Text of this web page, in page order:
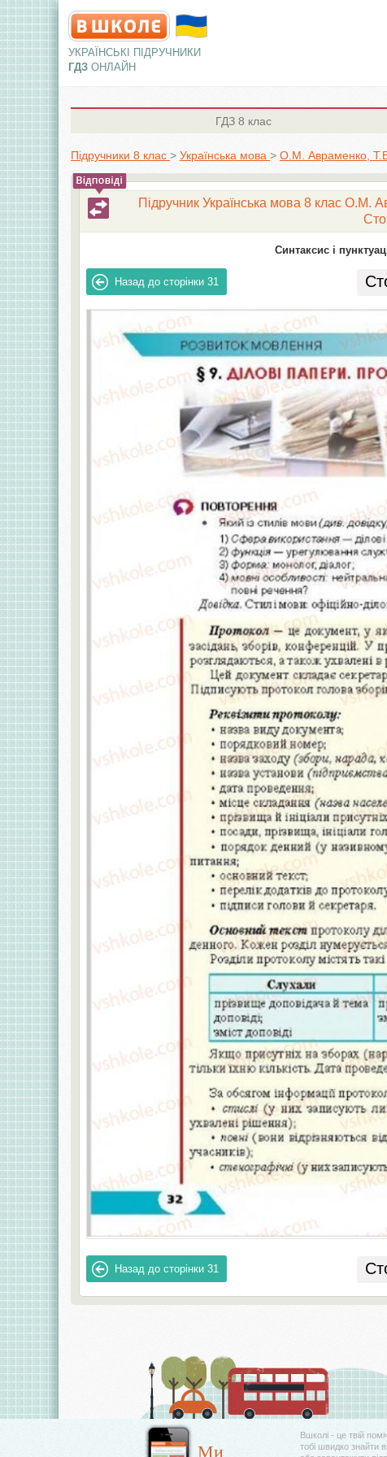
УКРАЇНСЬКІ ПІДРУЧНИКИ
ГДЗ ОНЛАЙН
ГДЗ 8 клас
Підручники 8 клас > Українська мова > О.М. Авраменко,
Підручник Українська мова 8 клас О.М.
Синтаксис і
Назад до сторінки 31
Назад до сторінки 31
Ми
Вшколі - це твій
тобі швидко знайти